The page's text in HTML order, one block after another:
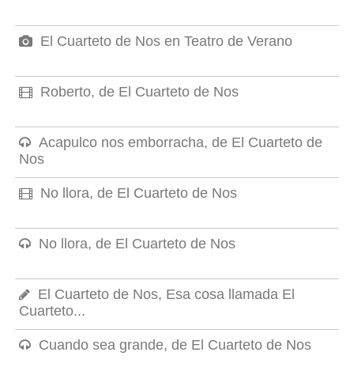
El Cuarteto de Nos en Teatro de Verano
Roberto, de El Cuarteto de Nos
Acapulco nos emborracha, de El Cuarteto de
Nos
No llora, de El Cuarteto de Nos
No llora, de El Cuarteto de Nos
El Cuarteto de Nos, Esa cosa llamada El
Cuarteto...
Cuando sea grande, de El Cuarteto de Nos